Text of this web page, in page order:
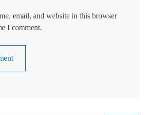
email, and website in this browser
I comment.